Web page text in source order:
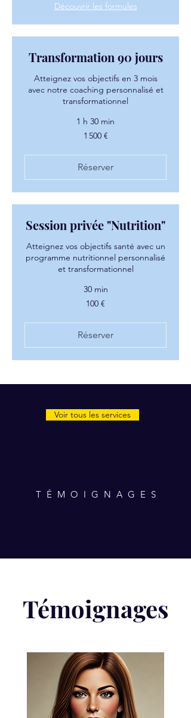
Découvrir les formules
Transformation 90 jours
Atteignez vos objectifs en 3 mois
avec notre coaching personnalisé et
transformationnel
1 h 30 min
1 500 €
Réserver
Session privée "Nutrition"
Atteignez vos objectifs santé avec un
programme nutritionnel personnalisé
et transformationnel
30 min
100 €
Réserver
Voir tous les services
TÉMOIGNAGES
Témoignages